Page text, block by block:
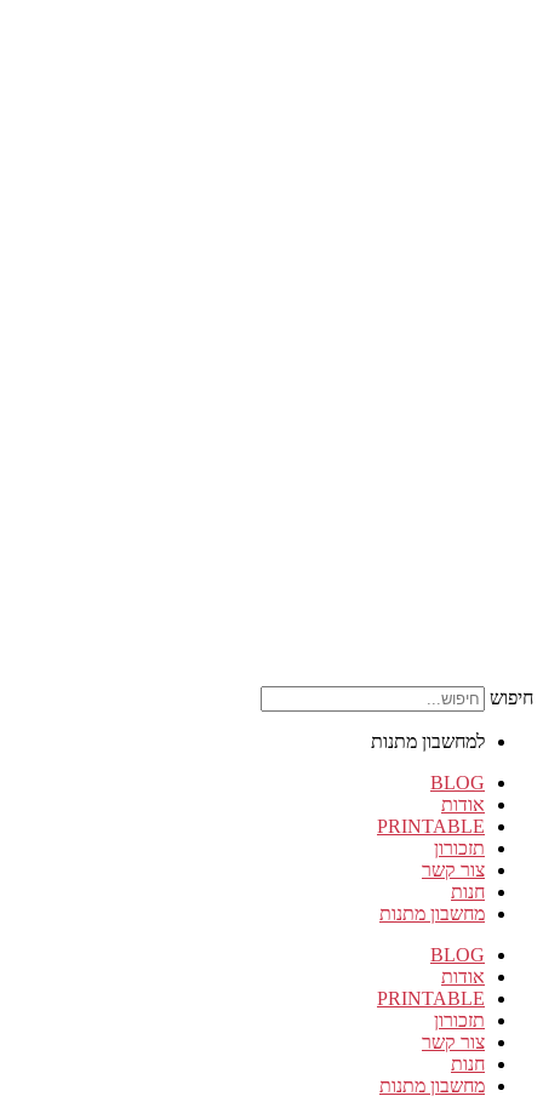
חיפוש
למחשבון מתנות
BLOG
אודות
PRINTABLE
תזכורון
צור קשר
חנות
מחשבון מתנות
BLOG
אודות
PRINTABLE
תזכורון
צור קשר
חנות
מחשבון מתנות